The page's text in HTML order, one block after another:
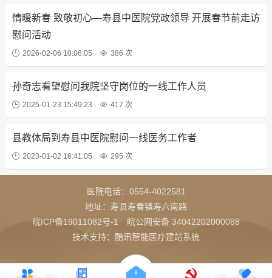
情暖新春 致敬初心—寿县中医院党政领导 开展春节前走访
慰问活动
2026-02-06 10:06:05 386 次
孙奇志看望慰问我院坚守岗位的一线工作人员
2025-01-23 15:49:23 417 次
县教体局到寿县中医院慰问一线医务工作者
2023-01-02 16:41:05 295 次
医院电话： 0554-4022581
地址：寿县寿春镇寿六南路
皖ICP备19011082号-1
皖公网安备 34042202000088
技术支持：酷讯智能医疗建站系统